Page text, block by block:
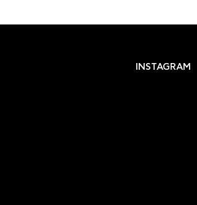
INSTAGRAM